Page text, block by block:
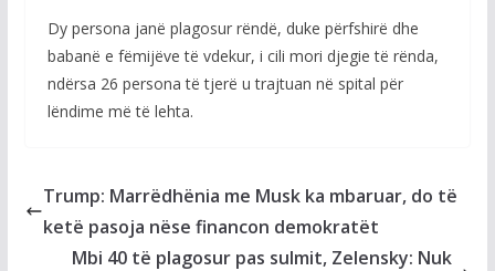
Dy persona janë plagosur rëndë, duke përfshirë dhe
babanë e fëmijëve të vdekur, i cili mori djegie të rënda,
ndërsa 26 persona të tjerë u trajtuan në spital për
lëndime më të lehta.
Trump: Marrëdhënia me Musk ka mbaruar, do të
ketë pasoja nëse financon demokratët
Mbi 40 të plagosur pas sulmit, Zelensky: Nuk